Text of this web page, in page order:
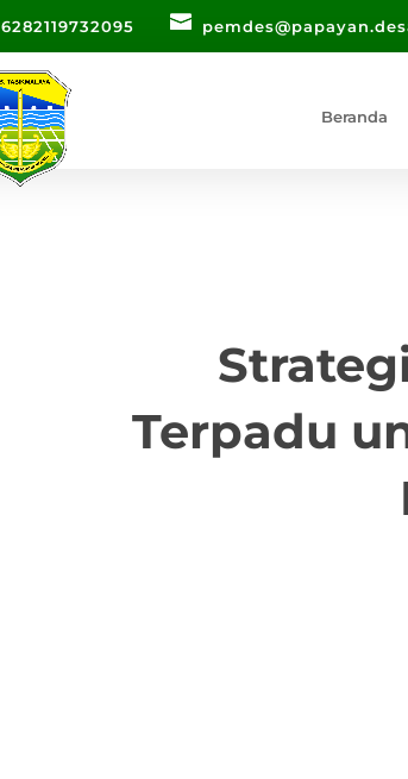
6282119732095
Beranda
Terpadu